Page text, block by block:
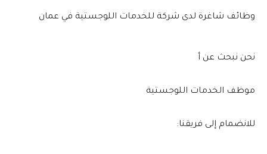
وظائف شاغرة لدى شركة للخدمات اللوجستية في عمان
نحن نبحث عن أ
موظف الخدمات اللوجستية
للانضمام إلى فريقنا: